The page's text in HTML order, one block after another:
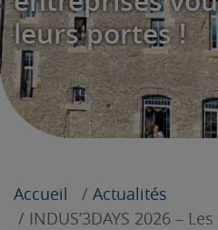
leurs portes !
Accueil
Actualités
INDUS’3DAYS 2026 –